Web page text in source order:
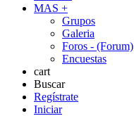
MAS +
Grupos
Galeria
Foros - (Forum)
Encuestas
cart
Buscar
Regístrate
Iniciar